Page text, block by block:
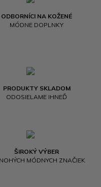
ODBORNÍCI NA KOŽENÉ
MÓDNE DOPLNKY
PRODUKTY SKLADOM
ODOSIELAME IHNEĎ
ŠIROKÝ VÝBER
MÓDNYCH ZNAČIEK